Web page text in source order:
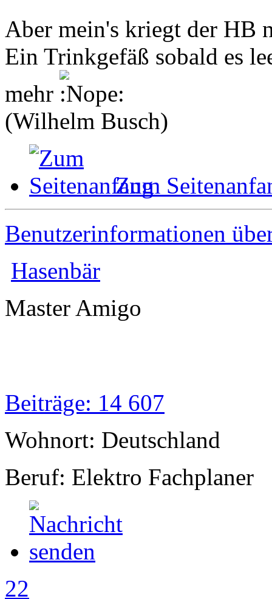
Aber mein's kriegt der HB
Ein Trinkgefäß sobald es
mehr
(Wilhelm Busch)
Zum
Benutzerinformationen
Hasenbär
Master Amigo
Beiträge: 14 607
Wohnort: Deutschland
Beruf: Elektro Fachplaner
22